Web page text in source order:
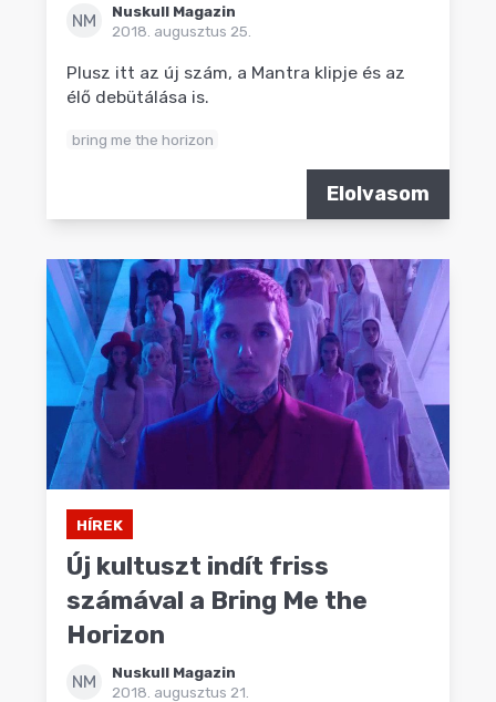
NM
Nuskull Magazin
2018. augusztus 25.
Plusz itt az új szám, a Mantra klipje és az
élő debütálása is.
bring me the horizon
Elolvasom
HÍREK
Új kultuszt indít friss
számával a Bring Me the
Horizon
NM
Nuskull Magazin
2018. augusztus 21.